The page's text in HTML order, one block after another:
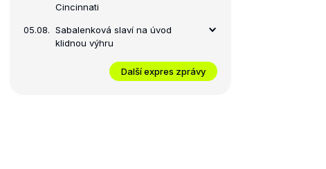
Cincinnati
05.08. Sabalenková slaví na úvod
klidnou výhru
Další expres zprávy